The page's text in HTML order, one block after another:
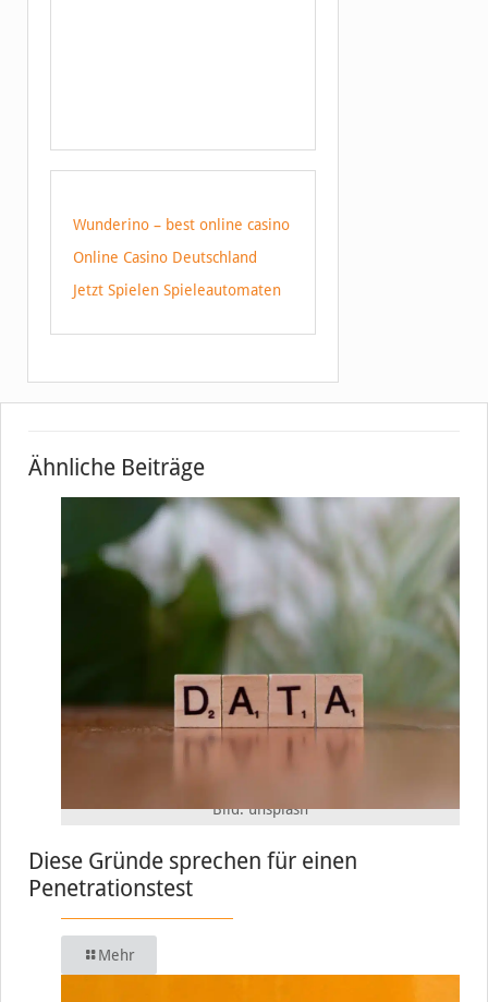
Wunderino – best online casino
Online Casino Deutschland
Jetzt Spielen Spieleautomaten
Ähnliche Beiträge
Bild: unsplash
Diese Gründe sprechen für einen
Penetrationstest
Mehr